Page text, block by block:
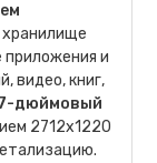
и
видео, книг,
дюймовый
2712x1220